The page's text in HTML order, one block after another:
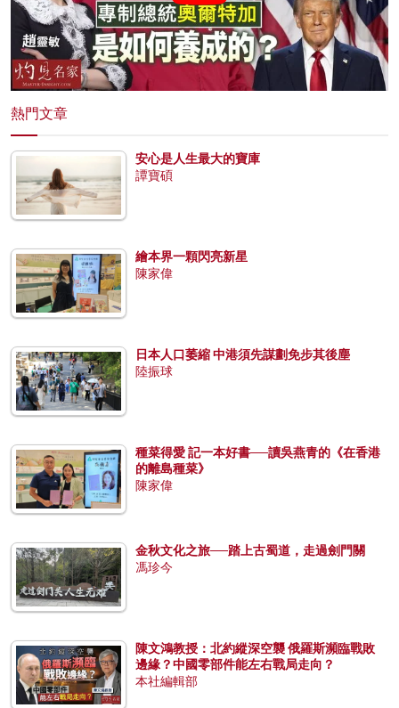
熱門文章
安心是人生最大的寶庫
譚寶碩
繪本界一顆閃亮新星
陳家偉
日本人口萎縮 中港須先謀劃免步其後塵
陸振球
種菜得愛 記一本好書──讀吳燕青的《在香港
的離島種菜》
陳家偉
金秋文化之旅──踏上古蜀道，走過劍門關
馮珍今
陳文鴻教授：北約縱深空襲 俄羅斯瀕臨戰敗
邊緣？中國零部件能左右戰局走向？
本社編輯部